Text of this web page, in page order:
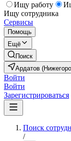
Ищу работу
Ищу сотрудника
Сервисы
Помощь
Ещё
Поиск
Ардатов
Войти
Войти
Зарегистрироваться
Поиск
/